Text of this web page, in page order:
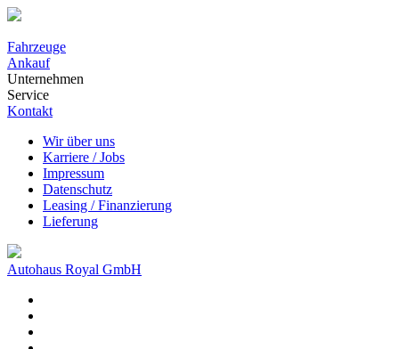
Fahrzeuge
Ankauf
Unternehmen
Service
Kontakt
Wir über uns
Karriere / Jobs
Impressum
Datenschutz
Leasing / Finanzierung
Lieferung
Autohaus Royal GmbH